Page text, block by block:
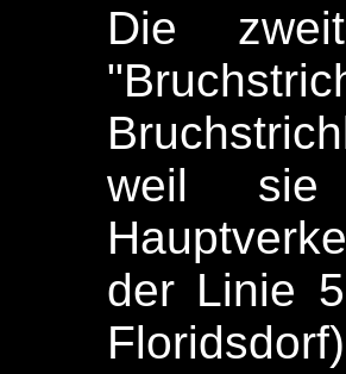
Die
weil sie
der Linie